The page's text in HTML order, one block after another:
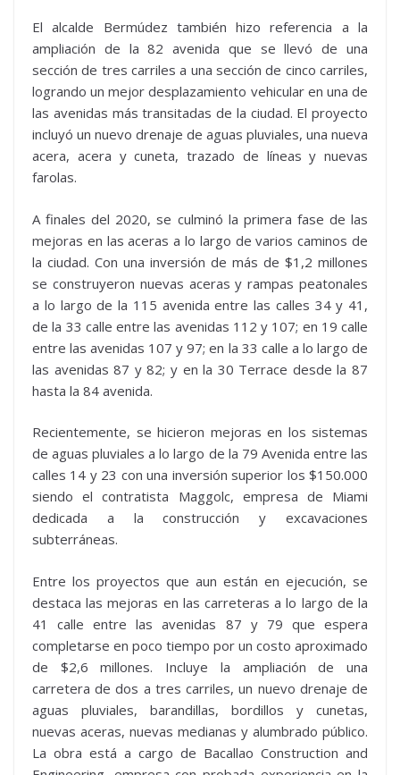
El alcalde Bermúdez también hizo referencia a la
ampliación de la 82 avenida que se llevó de una
sección de tres carriles a una sección de cinco carriles,
logrando un mejor desplazamiento vehicular en una de
las avenidas más transitadas de la ciudad. El proyecto
incluyó un nuevo drenaje de aguas pluviales, una nueva
acera, acera y cuneta, trazado de líneas y nuevas
farolas.
A finales del 2020, se culminó la primera fase de las
mejoras en las aceras a lo largo de varios caminos de
la ciudad. Con una inversión de más de $1,2 millones
se construyeron nuevas aceras y rampas peatonales
a lo largo de la 115 avenida entre las calles 34 y 41,
de la 33 calle entre las avenidas 112 y 107; en 19 calle
entre las avenidas 107 y 97; en la 33 calle a lo largo de
las avenidas 87 y 82; y en la 30 Terrace desde la 87
hasta la 84 avenida.
Recientemente, se hicieron mejoras en los sistemas
de aguas pluviales a lo largo de la 79 Avenida entre las
calles 14 y 23 con una inversión superior los $150.000
siendo el contratista Maggolc, empresa de Miami
dedicada a la construcción y excavaciones
subterráneas.
Entre los proyectos que aun están en ejecución, se
destaca las mejoras en las carreteras a lo largo de la
41 calle entre las avenidas 87 y 79 que espera
completarse en poco tiempo por un costo aproximado
de $2,6 millones. Incluye la ampliación de una
carretera de dos a tres carriles, un nuevo drenaje de
aguas pluviales, barandillas, bordillos y cunetas,
nuevas aceras, nuevas medianas y alumbrado público.
La obra está a cargo de Bacallao Construction and